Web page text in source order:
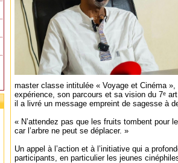
master classe intitulée « Voyage et Cinéma
expérience, son parcours et sa vision du 7ᵉ
il a livré un message empreint de sagesse à
« N’attendez pas que les fruits tombent pour
car l’arbre ne peut se déplacer. »
Un appel à l’action et à l’initiative qui a
participants, en particulier les jeunes